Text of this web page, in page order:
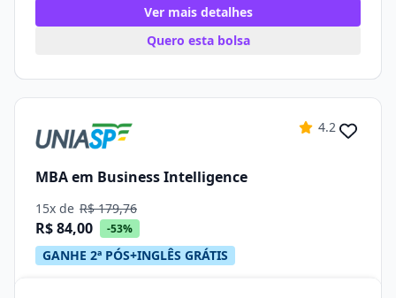
Ver mais detalhes
Quero esta bolsa
4.2
MBA em Business Intelligence
15x de R$ 179,76
R$ 84,00 -53%
GANHE 2ª PÓS+INGLÊS GRÁTIS